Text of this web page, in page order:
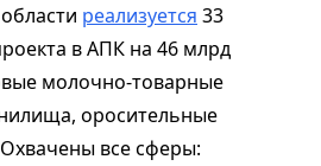
реализуется 33
в АПК на 46 млрд
молочно-товарные
оросительные
все сферы: